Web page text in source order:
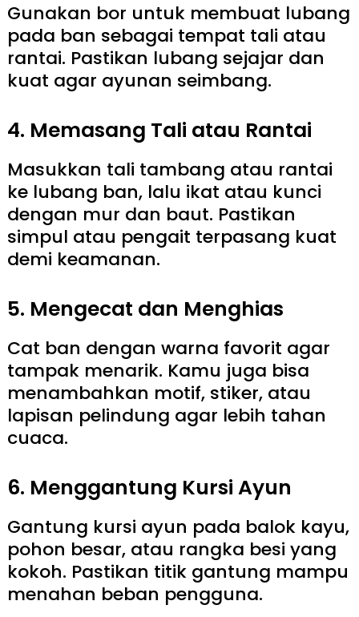
Gunakan bor untuk membuat lubang
pada ban sebagai tempat tali atau
rantai. Pastikan lubang sejajar dan
kuat agar ayunan seimbang.
4. Memasang Tali atau Rantai
Masukkan tali tambang atau rantai
ke lubang ban, lalu ikat atau kunci
dengan mur dan baut. Pastikan
simpul atau pengait terpasang kuat
demi keamanan.
5. Mengecat dan Menghias
Cat ban dengan warna favorit agar
tampak menarik. Kamu juga bisa
menambahkan motif, stiker, atau
lapisan pelindung agar lebih tahan
cuaca.
6. Menggantung Kursi Ayun
Gantung kursi ayun pada balok kayu,
pohon besar, atau rangka besi yang
kokoh. Pastikan titik gantung mampu
menahan beban pengguna.